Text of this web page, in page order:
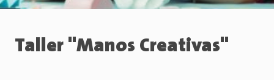
Taller "Manos Creativas"